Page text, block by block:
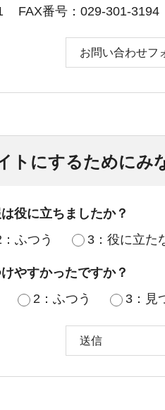
FAX番号：029-301-3194
お問い合わせフ
トにするためにみ
役に立ちましたか？
：ふつう 3：役に立た
やすかったですか？
2：ふつう 3：見